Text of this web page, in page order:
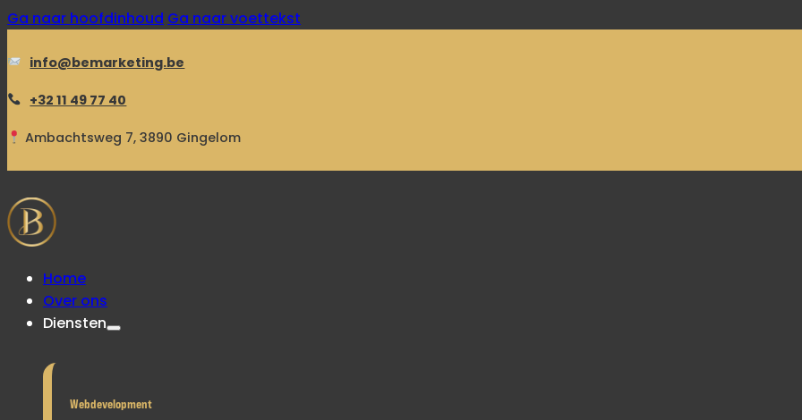
Ga naar hoofdinhoud Ga naar voettekst
info@bemarketing.be
+32 11 49 77 40
Ambachtsweg 7, 3890 Gingelom
Home
Over ons
Diensten
Webdevelopment